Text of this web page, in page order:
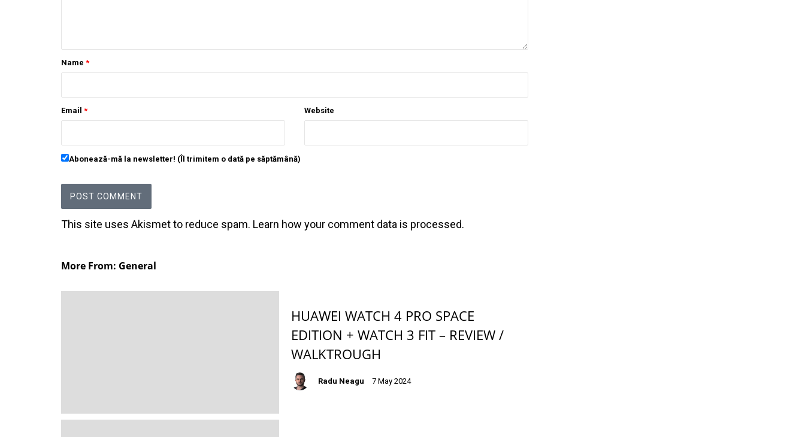
Name *
Email * Website
Abonează-mă la newsletter! (Îl trimitem o dată pe săptămână)
This site uses Akismet to reduce spam. Learn how your comment data is processed.
More From: General
HUAWEI WATCH 4 PRO SPACE
EDITION + WATCH 3 FIT – REVIEW /
WALKTROUGH
Radu Neagu 7 May 2024